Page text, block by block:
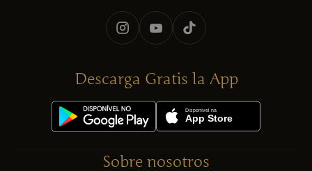
Descarga Gratis la App
Sobre nosotros